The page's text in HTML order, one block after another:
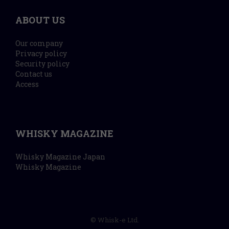
ABOUT US
Our company
Privacy policy
Security policy
Contact us
Access
WHISKY MAGAZINE
Whisky Magazine Japan
Whisky Magazine
© Whisk-e Ltd.